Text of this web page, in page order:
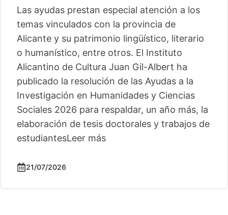
Las ayudas prestan especial atención a los
temas vinculados con la provincia de
Alicante y su patrimonio lingüístico, literario
o humanístico, entre otros. El Instituto
Alicantino de Cultura Juan Gil-Albert ha
publicado la resolución de las Ayudas a la
Investigación en Humanidades y Ciencias
Sociales 2026 para respaldar, un año más, la
elaboración de tesis doctorales y trabajos de
estudiantesLeer más
21/07/2026